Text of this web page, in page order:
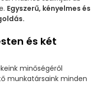
Egyszerű, kényelmes és
és két
minőségéről
munkatársaink minden